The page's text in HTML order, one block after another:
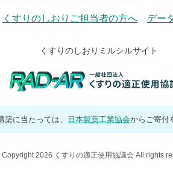
くすりのしおりご担当者の方へ デー
くすりのしおりミルシルサイト
築に当たっては、 日本製薬工業協会からご寄付
Copyright 2026 くすりの適正使用協議会 All rights